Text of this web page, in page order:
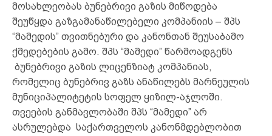
მოსახლეობას ბუნებრივი გაზის მიწოდება
შეუწყდა გაზგამანაწილებელი კომპანიის – შპს
“მამედის” თვითნებური და კანონთან შეუსაბამო
ქმედებების გამო. შპს “მამედი” წარმოადგენს
ბუნებრივი გაზის ლიცენზიატ კომპანიას,
რომელიც ბუნებრივ გაზს ანაწილებს მარნეულის
მუნიციპალიტეტის სოფელ ყიზილ-აჯლოში.
თვეების განმავლობაში შპს “მამედი” არ
ასრულებდა საქართველოს კანონმდებლობით